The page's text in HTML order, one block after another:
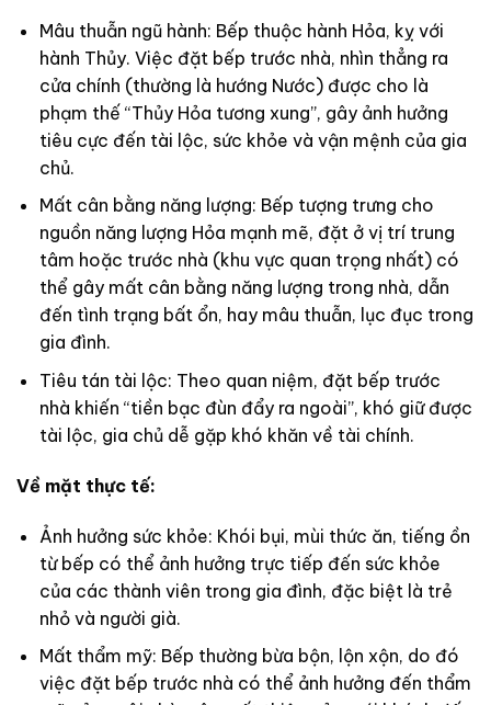
Mâu thuẫn ngũ hành: Bếp thuộc hành Hỏa, kỵ với
hành Thủy. Việc đặt bếp trước nhà, nhìn thẳng ra
cửa chính (thường là hướng Nước) được cho là
phạm thế “Thủy Hỏa tương xung”, gây ảnh hưởng
tiêu cực đến tài lộc, sức khỏe và vận mệnh của gia
chủ.
Mất cân bằng năng lượng: Bếp tượng trưng cho
nguồn năng lượng Hỏa mạnh mẽ, đặt ở vị trí trung
tâm hoặc trước nhà (khu vực quan trọng nhất) có
thể gây mất cân bằng năng lượng trong nhà, dẫn
đến tình trạng bất ổn, hay mâu thuẫn, lục đục trong
gia đình.
Tiêu tán tài lộc: Theo quan niệm, đặt bếp trước
nhà khiến “tiền bạc đùn đẩy ra ngoài”, khó giữ được
tài lộc, gia chủ dễ gặp khó khăn về tài chính.
Về mặt thực tế:
Ảnh hưởng sức khỏe: Khói bụi, mùi thức ăn, tiếng ồn
từ bếp có thể ảnh hưởng trực tiếp đến sức khỏe
của các thành viên trong gia đình, đặc biệt là trẻ
nhỏ và người già.
Mất thẩm mỹ: Bếp thường bừa bộn, lộn xộn, do đó
việc đặt bếp trước nhà có thể ảnh hưởng đến thẩm